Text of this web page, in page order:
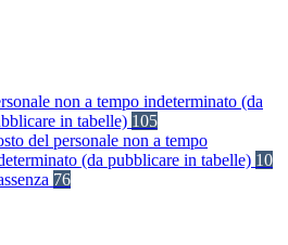
non a tempo indeterminato (da
in tabelle) 105
del personale non a tempo
(da pubblicare in tabelle) 10
76